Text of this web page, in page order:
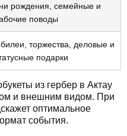
рождения, семейные и
поводы
торжества, деловые и
подарки
из гербер в Актау
и внешним видом. При
оптимальное
события.